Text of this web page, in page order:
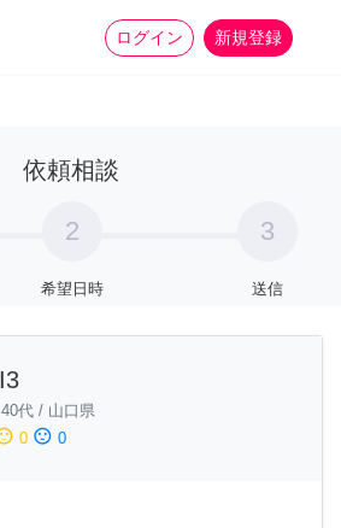
ログイン 新規登録
家事 more_horiz
依頼相談
2
希望日時
3
送信
40代 / 山口県
0 sentiment_dissatisfied 0